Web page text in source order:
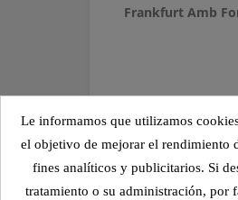
Frankfurt Amb
Preu
4,10 €
 AFEGIR A LA
Le informamos que utilizamos
el objetivo de mejorar el rendimiento
fines analíticos y publicitarios. Si
tratamiento o su administración, por